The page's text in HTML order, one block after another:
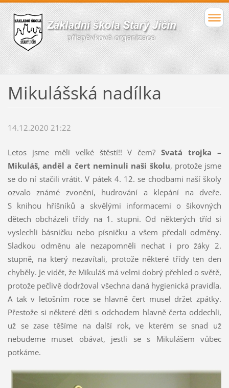
Mikulášská nadílka
14.12.2020 21:22
Letos jsme měli velké štěstí!! V čem?Svatá trojka –
Mikuláš, anděl a čert neminuli naši školu, protože jsme
se do ní stačili vrátit. V pátek 4. 12. se chodbami naší školy
ozvalo známé zvonění, hudrování a klepání na dveře.
S knihou hříšníků a skvělými informacemi o šikovných
dětech obcházeli třídy na 1. stupni. Od některých tříd si
vyslechli básničku nebo písničku a všem předali odměny.
Sladkou odměnu ale nezapomněli nechat i pro žáky 2.
stupně, na který nezavítali, protože některé třídy ten den
chyběly. Je vidět, že Mikuláš má velmi dobrý přehled o světě,
protože pečlivě dodržoval všechna daná hygienická pravidla.
A tak v letošním roce se hlavně čert musel držet zpátky.
Přestože si některé děti s odchodem hlavně čerta oddechli,
už se zase těšíme na další rok, ve kterém se snad už
nebudeme muset obávat, jestli se s Mikulášem vůbec
potkáme.